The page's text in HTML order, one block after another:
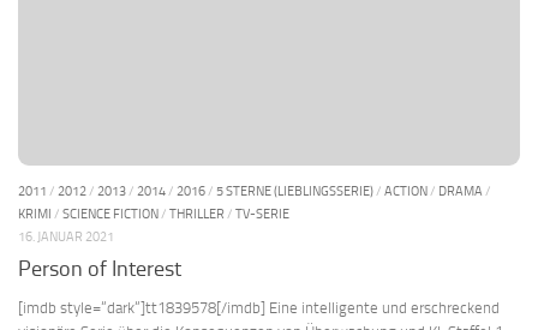
2011 / 2012/ 2013/ 2014/ 2016/ 5 STERNE (LIEBLINGSSERIE)/ ACTION/ DRAMA /
KRIMI / SCIENCE FICTION/ THRILLER / TV-SERIE
16. JANUAR 2021
Person of Interest
[imdb style=“dark“]tt1839578[/imdb] Eine intelligente und erschreckend